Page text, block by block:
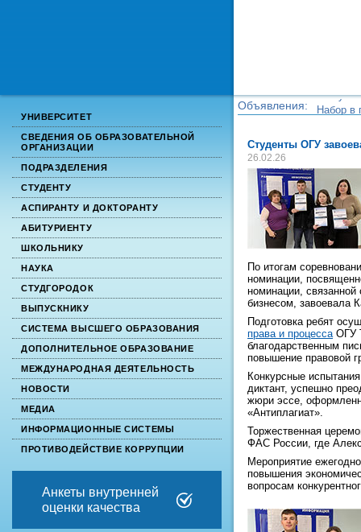
УНИВЕРСИТЕТ
СВЕДЕНИЯ ОБ ОБРАЗОВАТЕЛЬНОЙ
ОРГАНИЗАЦИИ
ПОДРАЗДЕЛЕНИЯ
СТУДЕНТУ
АСПИРАНТУ И ДОКТОРАНТУ
АБИТУРИЕНТУ
ШКОЛЬНИКУ
НАУКА
СТУДГОРОДОК
ВЫПУСКНИКУ
СИСТЕМА ВЫСШЕГО ОБРАЗОВАНИЯ
ДОПОЛНИТЕЛЬНОЕ ОБРАЗОВАНИЕ
МЕЖДУНАРОДНАЯ ДЕЯТЕЛЬНОСТЬ
НОВОСТИ
МЕДИА
ИНФОРМАЦИОННЫЕ СИСТЕМЫ
ПРОТИВОДЕЙСТВИЕ КОРРУПЦИИ
Анкеты внутренней
оценки качества
Объявления:
Набор в
Студенты ОГУ
26.02.26
По итогам
номинации,
номинации,
бизнесом, завоевала
Подготовка ребят
права и процесса ОГУ
благодарственным
повышение правовой
Конкурсные
диктант, успешно
жюри эссе,
«Антиплагиат».
Торжественная
ФАС России, где
Мероприятие
повышения
вопросам